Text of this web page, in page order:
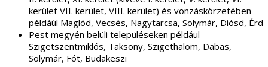
kerület VII. kerület, VIII. kerület) és vonzáskörzetében
példáúl Maglód, Vecsés, Nagytarcsa, Solymár, Diósd, Érd
Pest megyén belüli településeken például
Szigetszentmiklós, Taksony, Szigethalom, Dabas,
Solymár, Fót, Budakeszi